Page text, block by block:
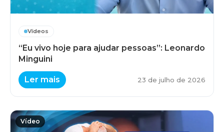
Vídeos
“Eu vivo hoje para ajudar pessoas”: Leonardo
Minguini
Ler mais 23 de julho de 2026
Vídeo